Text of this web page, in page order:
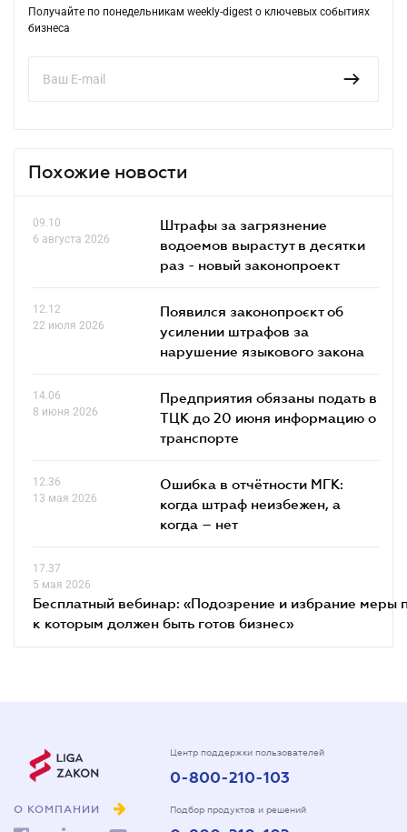
Получайте по понедельникам weekly-digest о ключевых событиях
бизнеса
Похожие новости
09.10
6 августа 2026
Штрафы за загрязнение
водоемов вырастут в десятки
раз - новый законопроект
12.12
22 июля 2026
Появился законопроєкт об
усилении штрафов за
нарушение языкового закона
14.06
8 июня 2026
Предприятия обязаны подать в
ТЦК до 20 июня информацию о
транспорте
12.36
13 мая 2026
Ошибка в отчётности МГК:
когда штраф неизбежен, а
когда – нет
17.37
5 мая 2026
Бесплатный вебинар: «Подозрение и избрание меры
к которым должен быть готов бизнес»
О КОМПАНИИ
Центр поддержки пользователей
0-800-210-103
Подбор продуктов и решений